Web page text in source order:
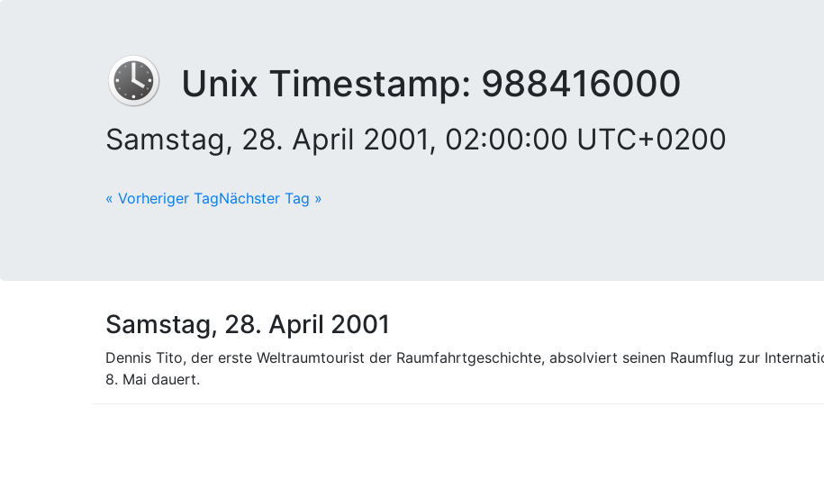
Unix Timestamp: 988416000
Samstag, 28. April 2001, 02:00:00 UTC+0200
« Vorheriger TagNächster Tag »
Samstag, 28. April 2001
Dennis Tito, der erste Weltraumtourist der Raumfahrtgeschichte, absolviert seinen Raumflug zur
8. Mai dauert.